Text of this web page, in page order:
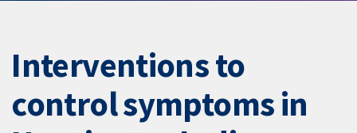
Interventions to
control symptoms in